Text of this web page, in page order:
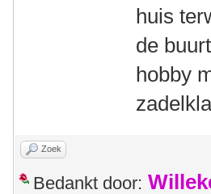
huis
de
hobby
Zoek
Bedankt door: